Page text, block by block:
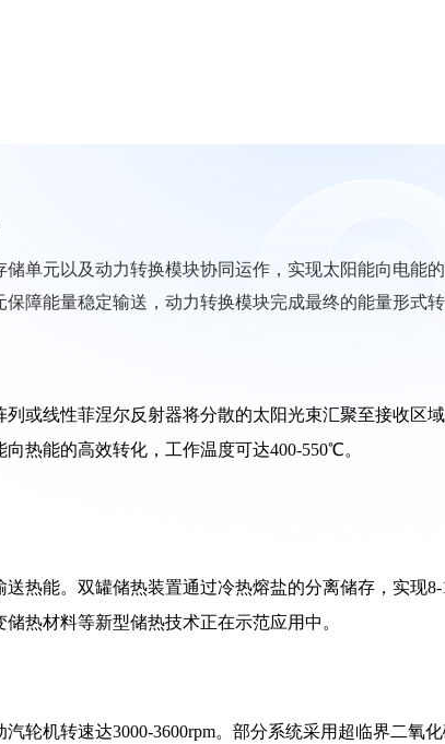
单元以及动力转换模块协同运作，实现太阳能向电能
障能量稳定输送，动力转换模块完成最终的能量形式转
或线性菲涅尔反射器将分散的太阳光束汇聚至接收区
热能的高效转化，工作温度可达400-550℃。
热能。双罐储热装置通过冷热熔盐的分离储存，实现8-
热材料等新型储热技术正在示范应用中。
轮机转速达3000-3600rpm。部分系统采用超临界二氧